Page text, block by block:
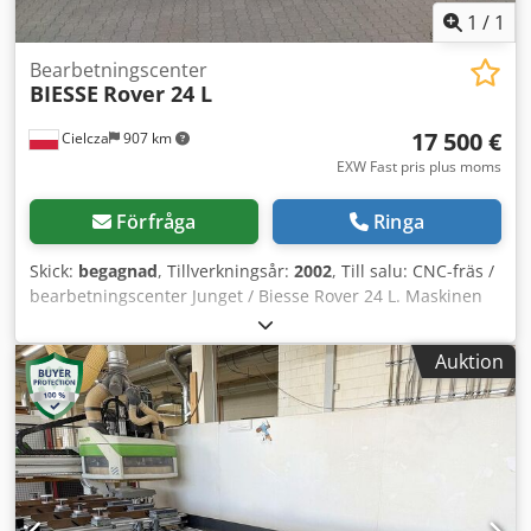
1 / 1
Cielcza 907 km
Bearbetningscenter
BIESSE Rover 24 L
17 500 €
EXW Fast pris plus moms
Förfråga Ringa
Skick: begagnad, Tillverkningsår: 2002, Till salu: CNC-fräs /
bearbetningscenter Junget / Biesse Rover 24 L. Maskinen
är avsedd för professionell bearbetning av möbelskivor,
trädetaljer, plastmaterial samt produktionskomponenter.
Den passar utmärkt för snickerier, möbelfabriker,
tillverkare av kök, fronter, konstruktionsskivor, PEHD-delar
och andra komponenter som kräver precisionsfräsning och
borrning. Biesse Rover 24 L är ett robust CNC-
bearbetningscenter utrustat med vakuumbord, automatisk
verktygsväxling samt en uppsättning borrspindlar.
Maskinen möjliggör snabb och repeterbar fräsning,
Auktion